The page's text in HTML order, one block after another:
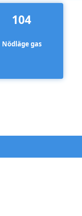
104
Nödläge gas